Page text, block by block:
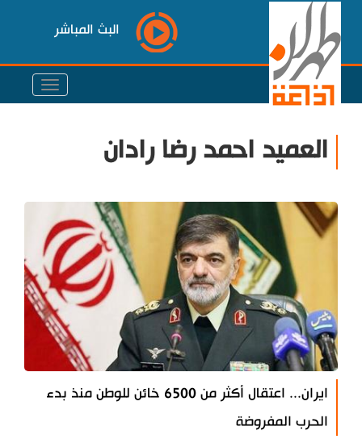
البث المباشر
العميد احمد رضا رادان
ايران... اعتقال أكثر من 6500 خائن للوطن منذ بدء
الحرب المفروضة